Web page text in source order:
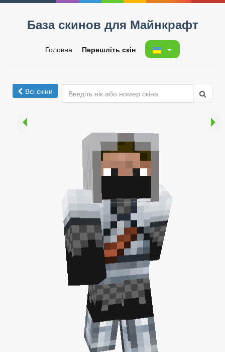
База скинов для Майнкрафт
Головна Перешліть скін
Всі скіни